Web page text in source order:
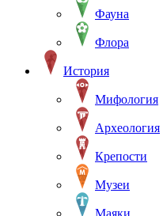
Фауна
Флора
История
Мифология
Археология
Крепости
Музеи
Маяки